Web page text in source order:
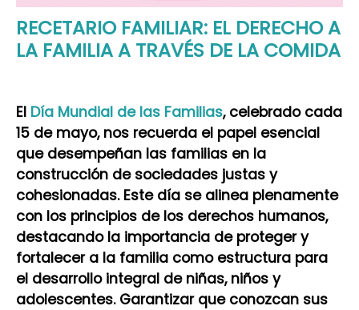
RECETARIO FAMILIAR: EL DERECHO A
LA FAMILIA A TRAVÉS DE LA COMIDA
El Día Mundial de las Familias, celebrado cada
15 de mayo, nos recuerda el papel esencial
que desempeñan las familias en la
construcción de sociedades justas y
cohesionadas. Este día se alinea plenamente
con los principios de los derechos humanos,
destacando la importancia de proteger y
fortalecer a la familia como estructura para
el desarrollo integral de niñas, niños y
adolescentes. Garantizar que conozcan sus